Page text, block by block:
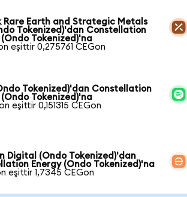
Rare Earth and Strategic Metals
Tokenized)'dan Constellation
(Ondo Tokenized)'na
eşittir 0,275761 CEGon
Tokenized)'dan Constellation
(Ondo Tokenized)'na
eşittir 0,151315 CEGon
Digital (Ondo Tokenized)'dan
Energy (Ondo Tokenized)'na
eşittir 1,7345 CEGon